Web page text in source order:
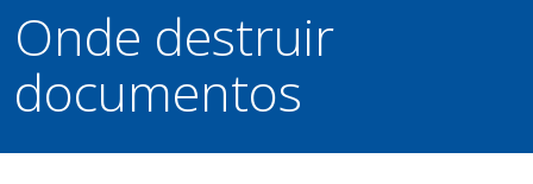
Onde destruir
documentos